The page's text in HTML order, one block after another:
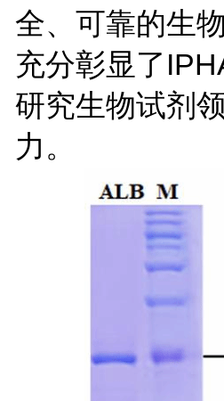
全、可靠的生
充分彰显了
研究生物试剂
力。